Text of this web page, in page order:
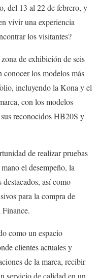
del 13 al 22 de febrero, y
vivir una experiencia
los visitantes?
de exhibición de seis
conocer los modelos más
incluyendo la Kona y el
con los modelos
reconocidos HB20S y
de realizar pruebas
el desempeño, la
así como
para la compra de
como un espacio
clientes actuales y
de la marca, recibir
servicio de calidad en un